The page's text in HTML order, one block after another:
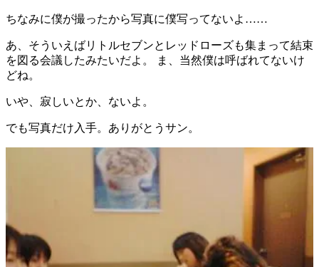
ちなみに僕が撮ったから写真に僕写ってないよ……
あ、そういえばリトルセブンとレッドローズも集まって結束
を図る会議したみたいだよ。 ま、当然僕は呼ばれてないけ
どね。
いや、寂しいとか、ないよ。
でも写真だけ入手。ありがとうサン。